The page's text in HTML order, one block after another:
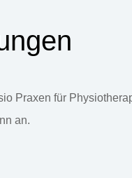
Praxen für
an.